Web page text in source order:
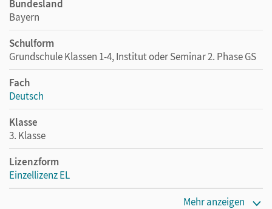
Bundesland
Bayern
Schulform
Grundschule Klassen 1-4, Institut oder Seminar 2. Phase GS
Fach
Deutsch
Klasse
3. Klasse
Lizenzform
Einzellizenz EL
Mehr anzeigen